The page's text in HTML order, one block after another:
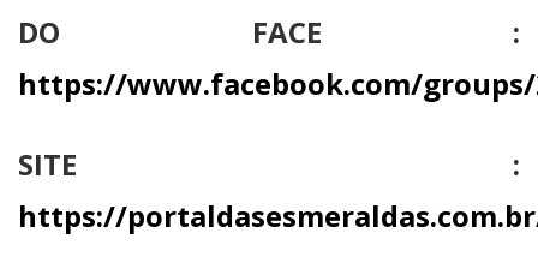
DO FACE :
https://www.facebook.com/
SITE :
https://